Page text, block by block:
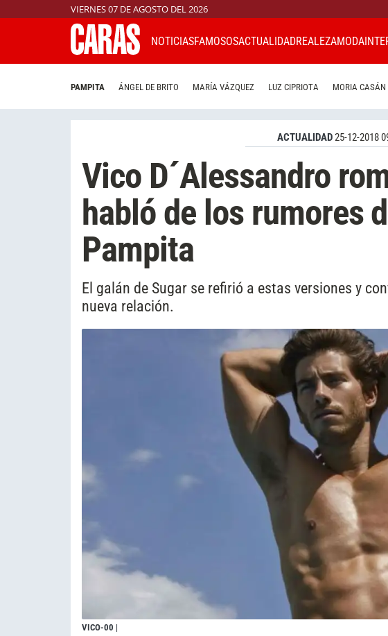
VIERNES 07 DE AGOSTO DEL 2026
NOTICIASFAMOSOSACTUALIDADREALEZAMODA
PAMPITA ÁNGEL DE BRITO MARÍA VÁZQUEZ LUZ CIPRIOTA MORIA CASÁN
ACTUALIDAD25-12-2018
Vico D´Alessandro
habló de los rumores
Pampita
El galán de Sugar se refirió a estas versiones y
nueva relación.
VICO-00 |